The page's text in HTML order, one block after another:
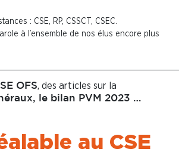
: CSE, RP, CSSCT, CSEC.
à l’ensemble de nos élus encore plus
OFS, des articles sur la
le bilan PVM 2023 …
au CSE